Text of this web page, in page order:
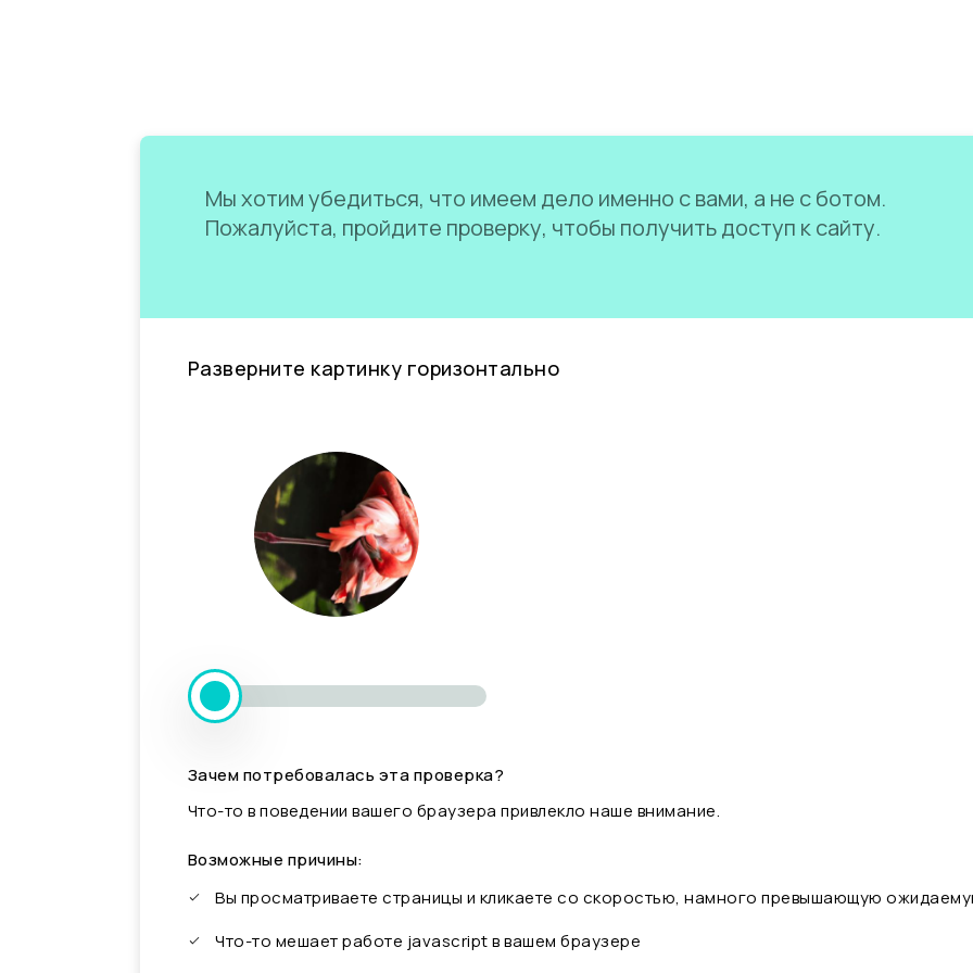
Мы хотим убедиться, что имеем дело именно с вами, а не с ботом.
Пожалуйста, пройдите проверку, чтобы получить доступ к сайту.
Разверните картинку горизонтально
Зачем потребовалась эта проверка?
Что-то в поведении вашего браузера привлекло наше внимание.
Возможные причины:
Вы просматриваете страницы и кликаете со скоростью, намного превышающую
Что-то мешает работе javascript в вашем браузере